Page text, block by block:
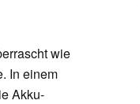
wie
In einem
Akku-